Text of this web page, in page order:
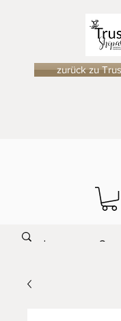
zurück zu